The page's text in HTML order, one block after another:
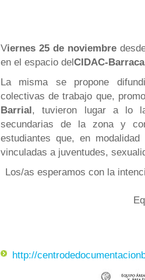
Viernes 25 de noviembre
en el espacio delCIDAC-
La misma se propone
colectivas de trabajo que,
Barrial, tuvieron lugar a lo
secundarias de la zona y
estudiantes que, en
vinculadas a juventudes,
Los/as esperamos con la
http://